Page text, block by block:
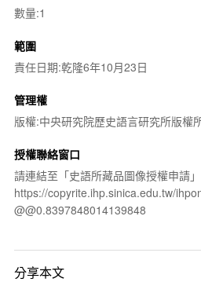
數量:1
範圍
責任日期:乾隆6年10月23日
管理權
版權:中央研究院歷史語言研究所版權
授權聯絡窗口
請連結至「史語所藏品圖像授權申請
https://copyrite.ihp.sinica.edu.tw/
@@0.8397848014139848
分享本文